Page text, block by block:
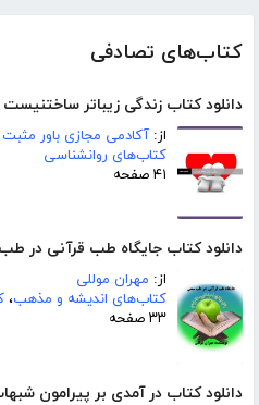
کتاب‌های تصادفی
دانلود کتاب زندگی زیباتر ساختنیست
از: آکادمی مجازی باور مثبت
کتاب‌های روانشناسی
۴۱ صفحه
دانلود کتاب جایگاه طب قرآنی در
از: مهران موللی
کتاب‌های اندیشه و مذهب،
۳۳ صفحه
دانلود کتاب در آمدی بر پیرامون